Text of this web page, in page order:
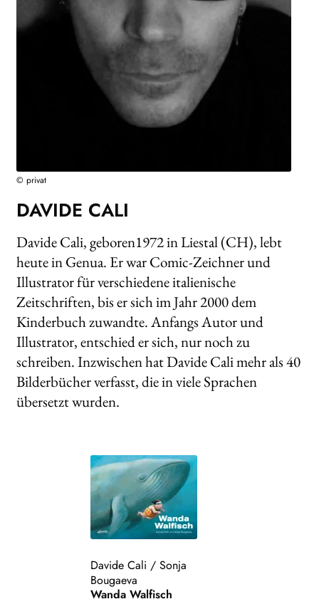
WEITERE VERLAGE
© privat
DAVIDE CALI
Davide Cali, geboren1972 in Liestal (CH), lebt
heute in Genua. Er war Comic-Zeichner und
Illustrator für verschiedene italienische
Zeitschriften, bis er sich im Jahr 2000 dem
Kinderbuch zuwandte. Anfangs Autor und
Illustrator, entschied er sich, nur noch zu
schreiben. Inzwischen hat Davide Cali mehr als 40
Bilderbücher verfasst, die in viele Sprachen
übersetzt wurden.
Davide Cali /Sonja
Bougaeva
Wanda Walfisch